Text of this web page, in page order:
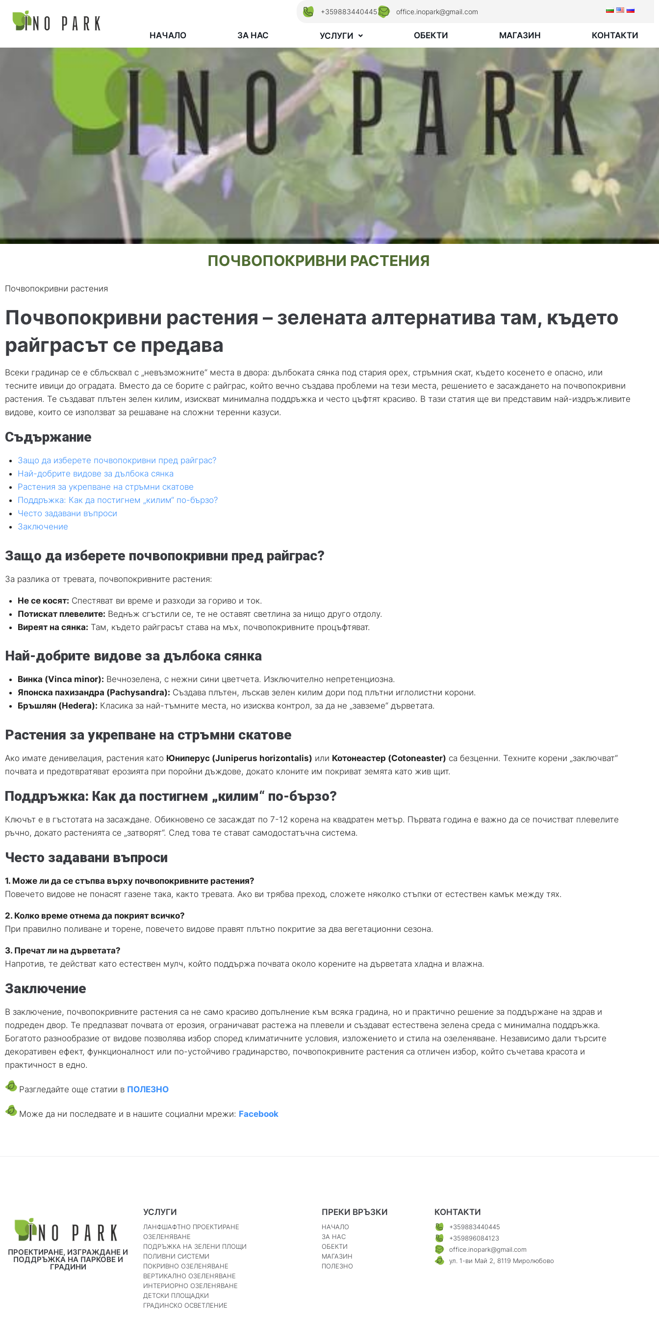
+359883440445 office.inopark@gmail.com
НАЧАЛО ЗА НАС УСЛУГИ ОБЕКТИ МАГАЗИН КОНТАКТИ
ПОЧВОПОКРИВНИ РАСТЕНИЯ
Почвопокривни растения
Почвопокривни растения – зелената алтернатива там, където
райграсът се предава
Всеки градинар се е сблъсквал с „невъзможните“ места в двора: дълбоката сянка под стария орех, стръмния скат, където косенето е опасно, или
тесните ивици до оградата. Вместо да се борите с райграс, който вечно създава проблеми на тези места, решението е засаждането на почвопокривни
растения. Те създават плътен зелен килим, изискват минимална поддръжка и често цъфтят красиво. В тази статия ще ви представим най-издръжливите
видове, които се използват за решаване на сложни теренни казуси.
Съдържание
Защо да изберете почвопокривни пред райграс?
Най-добрите видове за дълбока сянка
Растения за укрепване на стръмни скатове
Поддръжка: Как да постигнем „килим“ по-бързо?
Често задавани въпроси
Заключение
Защо да изберете почвопокривни пред райграс?
За разлика от тревата, почвопокривните растения:
Не се косят: Спестяват ви време и разходи за гориво и ток.
Потискат плевелите: Веднъж сгъстили се, те не оставят светлина за нищо друго отдолу.
Виреят на сянка: Там, където райграсът става на мъх, почвопокривните процъфтяват.
Най-добрите видове за дълбока сянка
Винка (Vinca minor): Вечнозелена, с нежни сини цветчета. Изключително непретенциозна.
Японска пахизандра (Pachysandra): Създава плътен, лъскав зелен килим дори под плътни иглолистни корони.
Бръшлян (Hedera): Класика за най-тъмните места, но изисква контрол, за да не „завземе“ дърветата.
Растения за укрепване на стръмни скатове
Ако имате денивелация, растения като Юниперус (Juniperus horizontalis) или Котонеастер (Cotoneaster) са безценни. Техните корени „заключват“
почвата и предотвратяват ерозията при поройни дъждове, докато клоните им покриват земята като жив щит.
Поддръжка: Как да постигнем „килим“ по-бързо?
Ключът е в гъстотата на засаждане. Обикновено се засаждат по 7-12 корена на квадратен метър. Първата година е важно да се почистват плевелите
ръчно, докато растенията се „затворят“. След това те стават самодостатъчна система.
Често задавани въпроси
1. Може ли да се стъпва върху почвопокривните растения?
Повечето видове не понасят газене така, както тревата. Ако ви трябва преход, сложете няколко стъпки от естествен камък между тях.
2. Колко време отнема да покрият всичко?
При правилно поливане и торене, повечето видове правят плътно покритие за два вегетационни сезона.
3. Пречат ли на дърветата?
Напротив, те действат като естествен мулч, който поддържа почвата около корените на дърветата хладна и влажна.
Заключение
В заключение, почвопокривните растения са не само красиво допълнение към всяка градина, но и практично решение за поддържане на здрав и
подреден двор. Те предпазват почвата от ерозия, ограничават растежа на плевели и създават естествена зелена среда с минимална поддръжка.
Богатото разнообразие от видове позволява избор според климатичните условия, изложението и стила на озеленяване. Независимо дали търсите
декоративен ефект, функционалност или по-устойчиво градинарство, почвопокривните растения са отличен избор, който съчетава красота и
практичност в едно.
Разгледайте още статии в ПОЛЕЗНО
Може да ни последвате и в нашите социални мрежи: Facebook
ПРОЕКТИРАНЕ, ИЗГРАЖДАНЕ И
ПОДДРЪЖКА НА ПАРКОВЕ И
ГРАДИНИ
УСЛУГИ
ЛАНФШАФТНО ПРОЕКТИРАНЕ
ОЗЕЛЕНЯВАНЕ
ПОДРЪЖКА НА ЗЕЛЕНИ ПЛОЩИ
ПОЛИВНИ СИСТЕМИ
ПОКРИВНО ОЗЕЛЕНЯВАНЕ
ВЕРТИКАЛНО ОЗЕЛЕНЯВАНЕ
ИНТЕРИОРНО ОЗЕЛЕНЯВАНЕ
ДЕТСКИ ПЛОЩАДКИ
ГРАДИНСКО ОСВЕТЛЕНИЕ
ПРЕКИ ВРЪЗКИ
НАЧАЛО
ЗА НАС
ОБЕКТИ
МАГАЗИН
ПОЛЕЗНО
КОНТАКТИ
+359883440445
+359896084123
office.inopark@gmail.com
ул. 1-ви Май 2, 8119 Миролюбово